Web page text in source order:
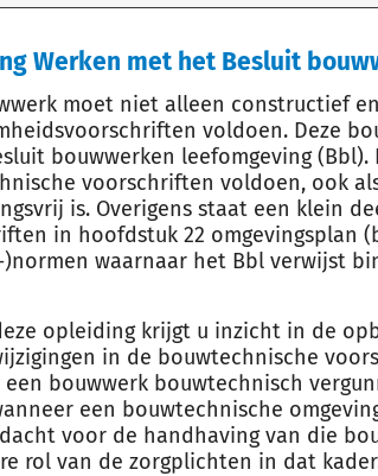
Werken met het Besluit
moet niet alleen constructief
voldoen. Deze
bouwwerken leefomgeving
voorschriften voldoen, ook
is. Overigens staat een klein
in hoofdstuk 22 omgevingsplan
)normen waarnaar het Bbl verwijst
opleiding krijgt u inzicht in de
in de bouwtechnische
een bouwwerk bouwtechnisch
een bouwtechnische
voor de handhaving van die
rol van de zorgplichten in dat